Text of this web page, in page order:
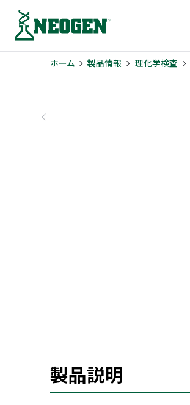
ホーム 製品情報 理化学検査
製品説明